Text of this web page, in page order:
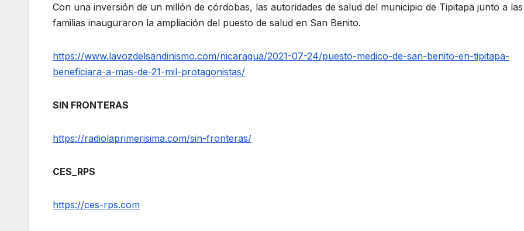
Con una inversión de un millón de córdobas, las autoridades de salud del municipio de Tipitapa junto a las
familias inauguraron la ampliación del puesto de salud en San Benito.
https://www.lavozdelsandinismo.com/nicaragua/2021-07-24/puesto-medico-de-san-benito-en-tipitapa-
beneficiara-a-mas-de-21-mil-protagonistas/
SIN FRONTERAS
https://radiolaprimerisima.com/sin-fronteras/
CES_RPS
https://ces-rps.com